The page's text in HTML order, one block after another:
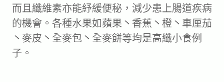
而且纖維素亦能紓緩便秘，減少患上腸道疾病
的機會。各種水果如蘋果丶香蕉丶橙丶車厘茄
丶麥皮丶全麥包丶全麥餅等均是高纖小食例
子。